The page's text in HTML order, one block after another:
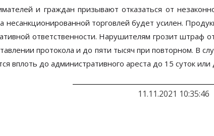
и граждан призывают отказаться от
несанкционированной торговлей будет усилен.
ответственности. Нарушителям грозит штраф
протокола и до пяти тысяч при повторном. В
вплоть до административного ареста до 15 суток
11.11.2021 10:35:46